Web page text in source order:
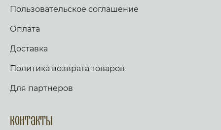
Пользовательское соглашение
Оплата
Доставка
Политика возврата товаров
Для партнеров
Контакты